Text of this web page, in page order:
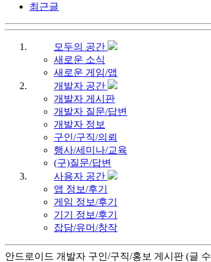
최근글
모두의 공간
새로운 소식
새로운 게임/앱
개발자 공간
개발자 게시판
개발자 질문/답변
개발자 정보
구인/구직/의뢰
행사/세미나/교육
(구)질문/답변
사용자 공간
앱 정보/후기
게임 정보/후기
기기 정보/후기
잡담/유머/창작
안드로이드 개발자 구인/구직/홍보 게시판 (글 수